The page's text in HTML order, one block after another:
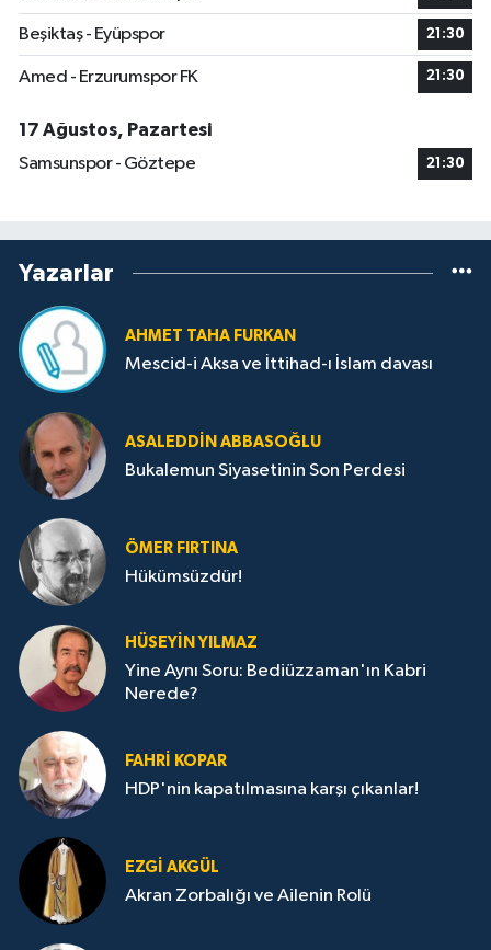
Beşiktaş - Eyüpspor 21:30
Amed - Erzurumspor FK 21:30
17 Ağustos, Pazartesi
Samsunspor - Göztepe
21:30
Yazarlar
AHMET TAHA FURKAN
Mescid-i Aksa ve İttihad-ı İslam davası
ASALEDDIN ABBASOĞLU
Bukalemun Siyasetinin Son Perdesi
ÖMER FIRTINA
Hükümsüzdür!
HÜSEYIN YILMAZ
Yine Aynı Soru: Bediüzzaman'ın Kabri
Nerede?
FAHRI KOPAR
HDP'nin kapatılmasına karşı çıkanlar!
EZGI AKGÜL
Akran Zorbalığı ve Ailenin Rolü